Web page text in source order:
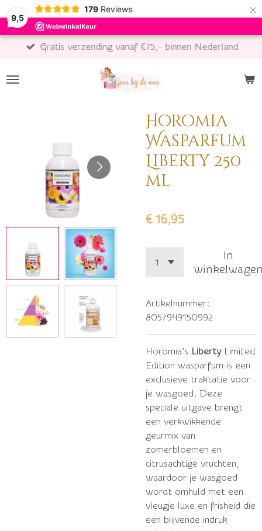
9,5
179 Reviews ×
Gratis verzending vanaf €75,- binnen Nederland
Horomia
Wasparfum
Liberty 250
ml
€ 16,95
In
Artikelnummer:
8057949150992
Horomia’s LibertyLimited
Edition wasparfum is een
exclusieve traktatie voor
je wasgoed. Deze
speciale uitgave brengt
een verkwikkende
geurmix van
zomerbloemen en
citrusachtige vruchten,
waardoor je wasgoed
wordt omhuld met een
vleugje luxe en frisheid die
een blijvende indruk